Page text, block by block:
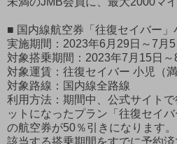
■ 国内線航空券「往復セイバー」
実施期間：2023年6月29日～7月5
対象搭乗期間：2023年7月15日～
対象運賃：往復セイバー 小児（
対象路線：国内線全路線
利用方法：期間中、公式サイト
ットになったプラン「往復セイ
の航空券が50％引きになります。
該当する搭乗期間をすでに予約